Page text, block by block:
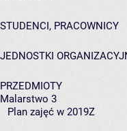
STUDENCI, PRACOWNICY
JEDNOSTKI
PRZEDMIOTY
Malarstwo 3
Plan zajęć w 2019Z